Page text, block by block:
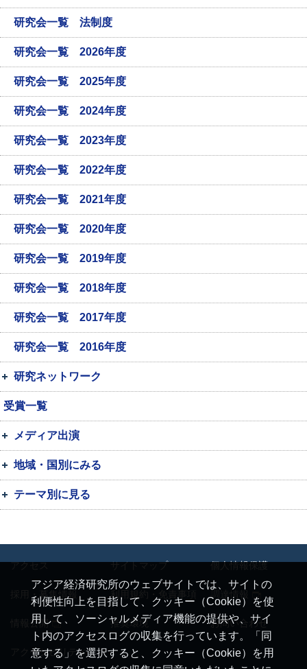
研究会一覧 法制度
研究会一覧 2026年度
研究会一覧 2025年度
研究会一覧 2024年度
研究会一覧 2023年度
研究会一覧 2022年度
研究会一覧 2021年度
研究会一覧 2020年度
研究会一覧 2019年度
研究会一覧 2018年度
研究会一覧 2017年度
研究会一覧 2016年度
研究ネットワーク
受賞一覧
メディア出演
地域・国別にみる
テーマ別に見る
アジア経済研究所のウェブサイトでは、サイトの
利便性向上を目指して、クッキー（Cookie）を使
用して、ソーシャルメディア機能の提供や、サイ
ト内のアクセスログの収集を行っています。「同
意する」を選択すると、クッキー（Cookie）を用
アクセス サイトマップ 個人情報保護
採用・募集情報 利用規約・免責事項
情報公開 推奨環境 お問い合わせ
アクセシビリティ